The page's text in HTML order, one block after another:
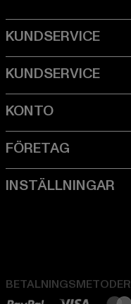
BETALNINGSMETODER